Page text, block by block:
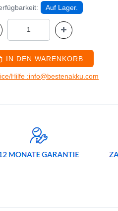
Auf Lager.
IN DEN WARENKORB
Hilfe :info@bestenakku.com